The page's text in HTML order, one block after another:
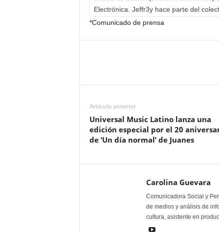
Electrónica. Jeffr3y hace parte del
*Comunicado de prensa
Artículo anterior
Universal Music Latino lanza una
edición especial por el 20
de ‘Un día normal’ de Juanes
Carolina Guevara
Comunicadora Social y
de medios y análisis de
cultura, asistente en